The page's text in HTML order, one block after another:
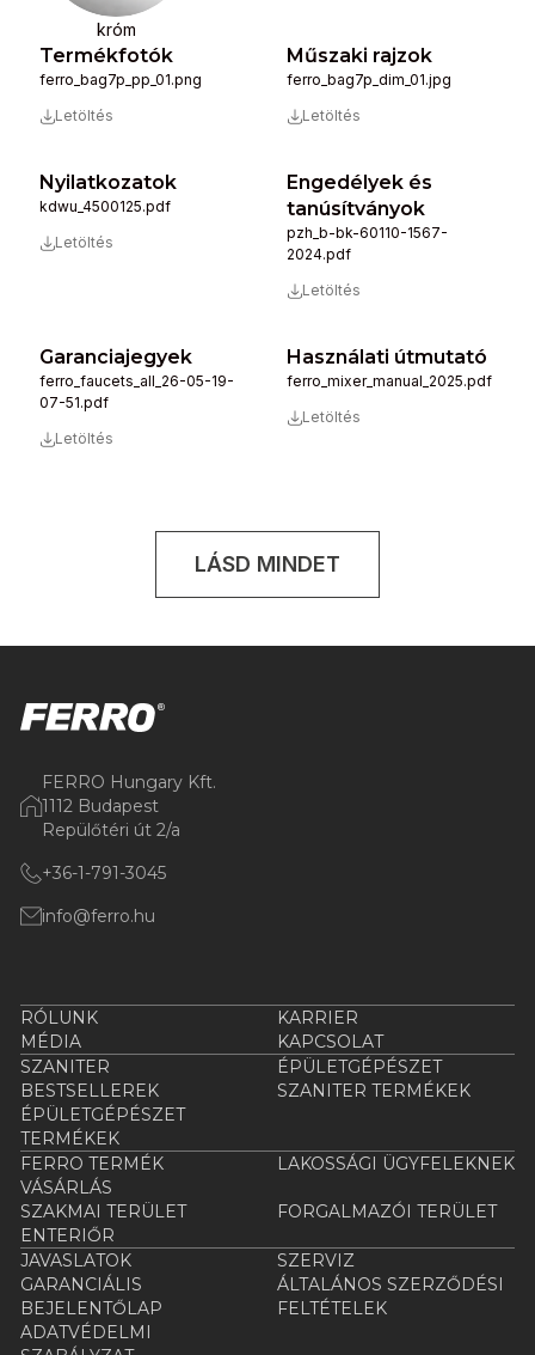
króm
Termékfotók
ferro_bag7p_pp_01.png
Letöltés
Műszaki rajzok
ferro_bag7p_dim_01.jpg
Letöltés
Nyilatkozatok
kdwu_4500125.pdf
Letöltés
Engedélyek és
tanúsítványok
pzh_b-bk-60110-1567-
2024.pdf
Letöltés
Garanciajegyek
ferro_faucets_all_26-05-19-
07-51.pdf
Letöltés
Használati útmutató
ferro_mixer_manual_2025.pdf
Letöltés
LÁSD MINDET
FERRO Hungary Kft.
1112 Budapest
Repülőtéri út 2/a
+36-1-791-3045
info@ferro.hu
RÓLUNK
KARRIER
MÉDIA
KAPCSOLAT
SZANITER
ÉPÜLETGÉPÉSZET
BESTSELLEREK
SZANITER TERMÉKEK
ÉPÜLETGÉPÉSZET
TERMÉKEK
FERRO TERMÉK
VÁSÁRLÁS
LAKOSSÁGI ÜGYFELEKNEK
SZAKMAI TERÜLET
FORGALMAZÓI TERÜLET
ENTERIŐR
JAVASLATOK
SZERVIZ
GARANCIÁLIS
BEJELENTŐLAP
ÁLTALÁNOS SZERZŐDÉSI
FELTÉTELEK
ADATVÉDELMI